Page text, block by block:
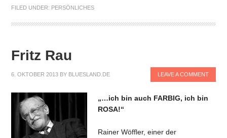
FILED UNDER: PERSÖNLICHES
Fritz Rau
6. OKTOBER 2013 BY BLUESLAND.DE LEAVE A COMMENT
„…ich bin auch FARBIG, ich bin
ROSA!“
Rainer Wöffler, einer der